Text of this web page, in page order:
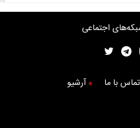
اجتماعی
با ما آرشیو